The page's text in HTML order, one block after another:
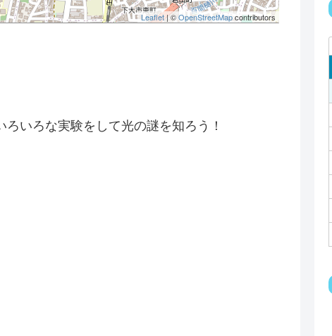
Leaflet| ©OpenStreetMapcontributors
いろな実験をして光の謎を知ろう！